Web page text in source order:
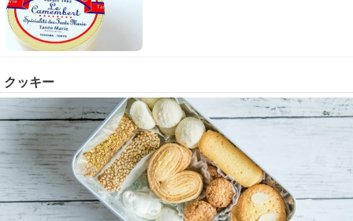
クッキー